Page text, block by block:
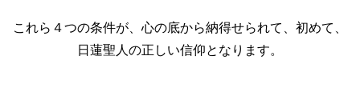
これら４つの条件が、心の底から納得せられて、初めて、
日蓮聖人の正しい信仰となります。